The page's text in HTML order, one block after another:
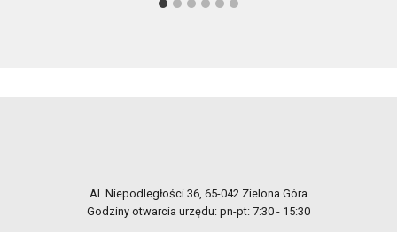
Al. Niepodległości 36, 65-042 Zielona Góra
Godziny otwarcia urzędu: pn-pt: 7:30 - 15:30